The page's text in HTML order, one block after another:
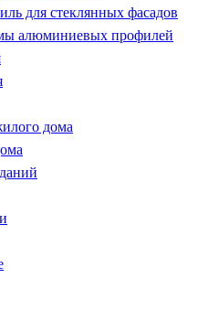
для стеклянных фасадов
алюминиевых профилей
дома